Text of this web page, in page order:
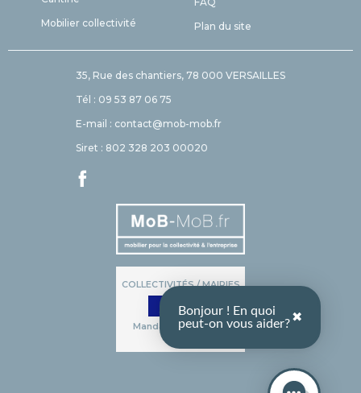
Mobilier collectivité
Plan du site
35, Rue des chantiers, 78 000 VERSAILLES
Tél : 09 53 87 06 75
E-mail : contact@mob-mob.fr
Siret : 802 328 203 00020
COLLECTIVITÉS / MAIRIES
Mandat administratif
accepté
Bonjour ! En quoi
peut-on vous aider?✖